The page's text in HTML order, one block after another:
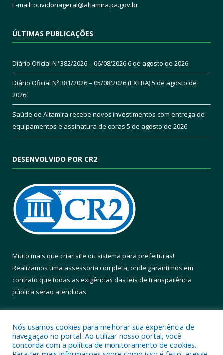
E-mail: ouvidoriageral@altamira.pa.gov.br
ÚLTIMAS PUBLICAÇÕES
Diário Oficial Nº 382/2026 – 06/08/20266 de agosto de 2026
Diário Oficial Nº 381/2026 – 05/08/2026 (EXTRA)5 de agosto de
2026
Saúde de Altamira recebe novos investimentos com entrega de
equipamentos e assinatura de obras 5 de agosto de 2026
DESENVOLVIDO POR CR2
Muito mais que criar site ou sistema para prefeituras!
Realizamos uma assessoria completa, onde garantimos em
contrato que todas as exigências das leis de transparência
pública serão atendidas.
Nós usamos cookies para melhorar sua experiência de
navegação no portal. Ao utilizar nosso portal, você
concorda com a política de monitoramento de cookies.